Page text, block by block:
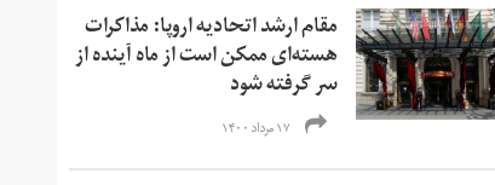
مقام ارشد اتحادیه اروپا: مذاکرات
هسته‌ای ممکن است از ماه آینده از
سر گرفته شود
۱۷ مرداد ۱۴۰۰